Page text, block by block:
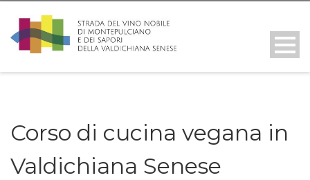
Corso di cucina vegana in
Valdichiana Senese